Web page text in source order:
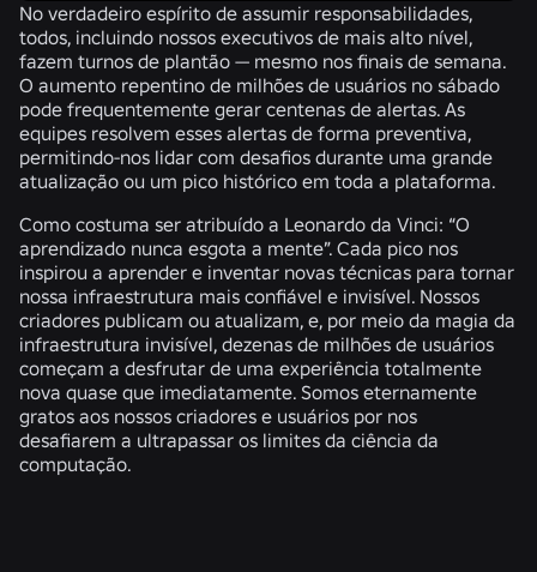
No verdadeiro espírito de assumir responsabilidades,
todos, incluindo nossos executivos de mais alto nível,
fazem turnos de plantão — mesmo nos finais de semana.
O aumento repentino de milhões de usuários no sábado
pode frequentemente gerar centenas de alertas. As
equipes resolvem esses alertas de forma preventiva,
permitindo-nos lidar com desafios durante uma grande
atualização ou um pico histórico em toda a plataforma.
Como costuma ser atribuído a Leonardo da Vinci: “O
aprendizado nunca esgota a mente”. Cada pico nos
inspirou a aprender e inventar novas técnicas para tornar
nossa infraestrutura mais confiável e invisível. Nossos
criadores publicam ou atualizam, e, por meio da magia da
infraestrutura invisível, dezenas de milhões de usuários
começam a desfrutar de uma experiência totalmente
nova quase que imediatamente. Somos eternamente
gratos aos nossos criadores e usuários por nos
desafiarem a ultrapassar os limites da ciência da
computação.